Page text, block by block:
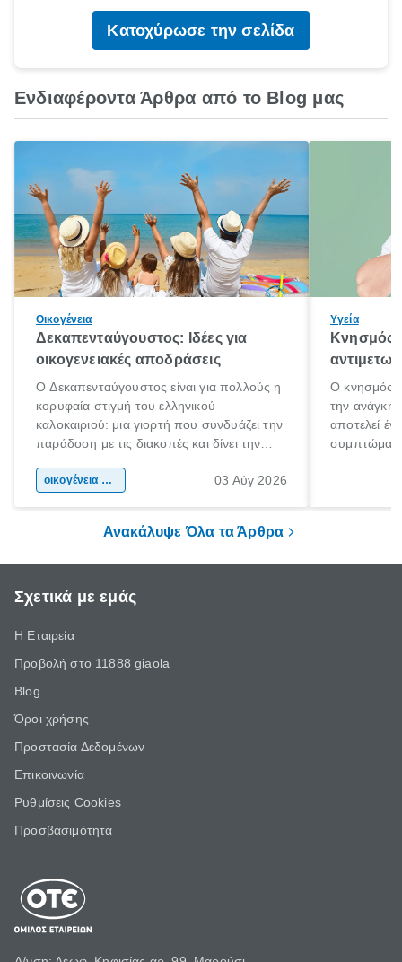
Κατοχύρωσε την σελίδα
Ενδιαφέροντα Άρθρα από το Blog μας
Οικογένεια
Δεκαπενταύγουστος: Ιδέες για
οικογενειακές αποδράσεις
Ο Δεκαπενταύγουστος είναι για πολλούς η
κορυφαία στιγμή του ελληνικού
καλοκαιριού: μια γιορτή που συνδυάζει την
παράδοση με τις διακοπές και δίνει την
χώρας. Είτε πρόκειται για λίγες μέρες
οικογένεια & παιδί 03 Αύγ 2026
Υγεία
Κνησμός:
Ο κνησμός
την ανάγκη
αποτελεί
Ανακάλυψε Όλα τα Άρθρα
Σχετικά με εμάς
Η Εταιρεία
Προβολή στο 11888 giaola
Blog
Όροι χρήσης
Προστασία Δεδομένων
Επικοινωνία
Ρυθμίσεις Cookies
Προσβασιμότητα